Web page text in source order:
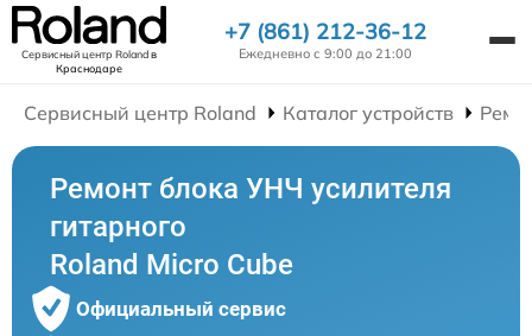
Сервисный центр Rolandв
Краснодаре
+7 (861) 212-36-12
Ежедневно с 9:00 до 21:00
Сервисный центр Roland Каталог устройств
Ремонт блока УНЧ усилителя
гитарного
Roland Micro Cube
Официальный сервис